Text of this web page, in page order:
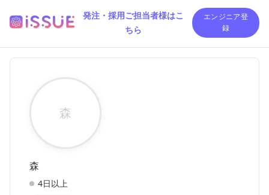
発注・採用ご担当者様はこ
ちら
エンジニア登
録
森
森
4日以上